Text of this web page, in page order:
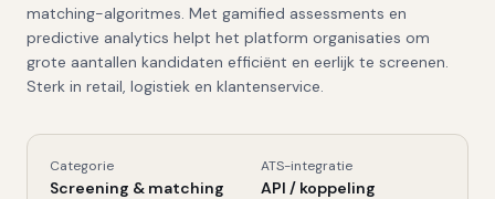
matching-algoritmes. Met gamified assessments en
predictive analytics helpt het platform organisaties om
grote aantallen kandidaten efficiënt en eerlijk te screenen.
Sterk in retail, logistiek en klantenservice.
Harver, Kerngegevens
Categorie
Screening & matching
ATS-integratie
API / koppeling